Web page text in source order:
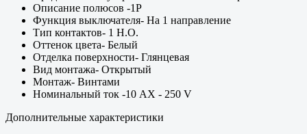
Описание полюсов -1P
Функция выключателя- На 1 направление
Тип контактов- 1 Н.О.
Оттенок цвета- Белый
Отделка поверхности- Глянцевая
Вид монтажа- Открытый
Монтаж- Винтами
Номинальный ток -10 AX - 250 V
Дополнительные характеристики